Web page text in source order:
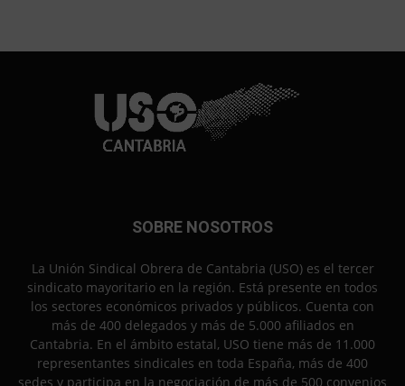
SOBRE NOSOTROS
La Unión Sindical Obrera de Cantabria (USO) es el tercer
sindicato mayoritario en la región. Está presente en todos
los sectores económicos privados y públicos. Cuenta con
más de 400 delegados y más de 5.000 afiliados en
Cantabria. En el ámbito estatal, USO tiene más de 11.000
representantes sindicales en toda España, más de 400
sedes y participa en la negociación de más de 500 convenios